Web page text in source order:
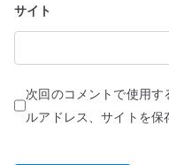
サイト
次回のコメントで使用
ルアドレス、サイトを保